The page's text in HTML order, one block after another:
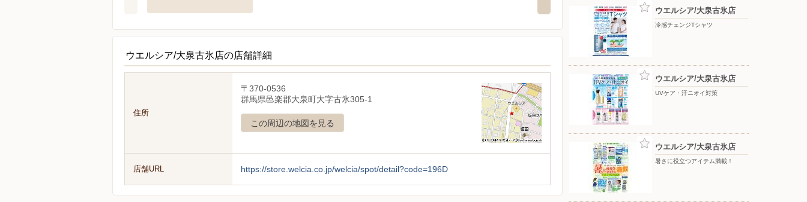
ウエルシア/大泉古氷店の店舗詳細
住所
〒370-0536
群馬県邑楽郡大泉町大字古氷305-1
この周辺の地図を見る
店舗URL https://store.welcia.co.jp/welcia/spot/detail?code=196D
ウエルシア/大泉古氷店
冷感チェンジTシャツ
ウエルシア/大泉古氷店
UVケア・汗ニオイ対策
ウエルシア/大泉古氷店
暑さに役立つアイテム満載！